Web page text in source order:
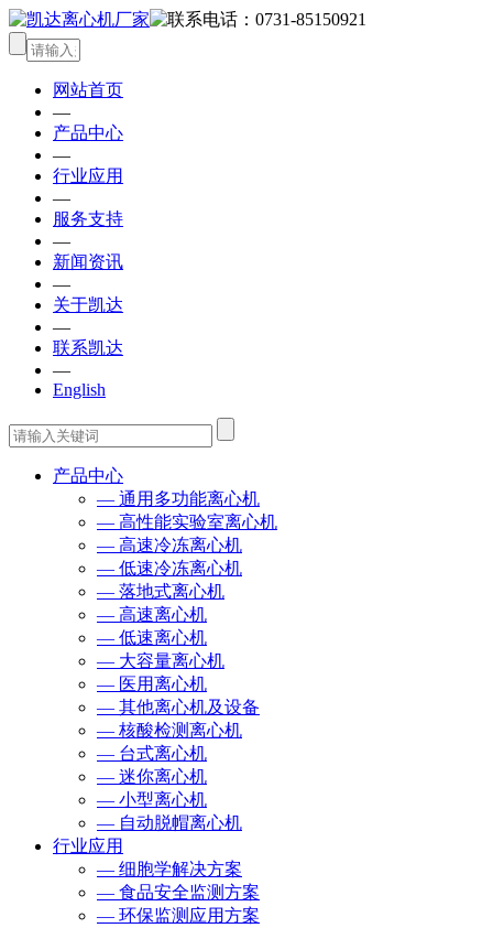
网站首页
—
产品中心
—
行业应用
—
服务支持
—
新闻资讯
—
关于凯达
—
联系凯达
—
English
产品中心
— 通用多功能离心机
— 高性能实验室离心机
— 高速冷冻离心机
— 低速冷冻离心机
— 落地式离心机
— 高速离心机
— 低速离心机
— 大容量离心机
— 医用离心机
— 其他离心机及设备
— 核酸检测离心机
— 台式离心机
— 迷你离心机
— 小型离心机
— 自动脱帽离心机
行业应用
— 细胞学解决方案
— 食品安全监测方案
— 环保监测应用方案